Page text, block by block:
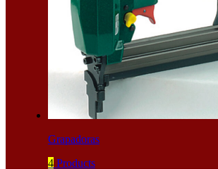
Grapadoras
4 Products